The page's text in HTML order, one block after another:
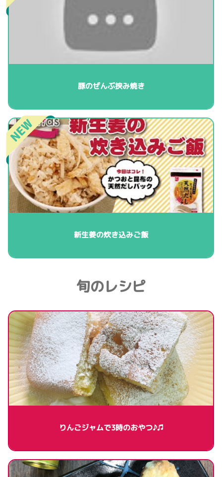
豚のぜんぶ挟み焼き
新生姜の炊き込みご飯
旬のレシピ
りんごジャムで3時のおやつ♪♫